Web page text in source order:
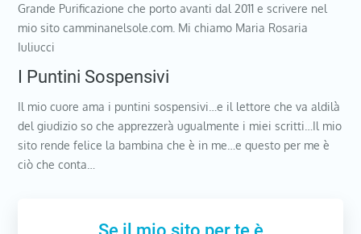
Grande Purificazione che porto avanti dal 2011 e scrivere nel
mio sito camminanelsole.com. Mi chiamo Maria Rosaria
Iuliucci
I Puntini Sospensivi
Il mio cuore ama i puntini sospensivi…e il lettore che va aldilà
del giudizio so che apprezzerà ugualmente i miei scritti…Il mio
sito rende felice la bambina che è in me…e questo per me è
ciò che conta…